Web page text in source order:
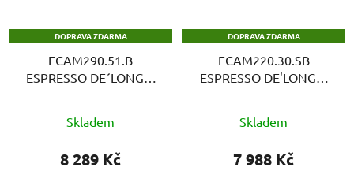
DOPRAVA ZDARMA
ECAM290.51.B
ESPRESSO DE´LONGHI
hodnocení
produktu
Skladem
8 289 Kč
DOPRAVA ZDARMA
ECAM220.30.SB
ESPRESSO DE'LONGHI
Skladem
7 988 Kč